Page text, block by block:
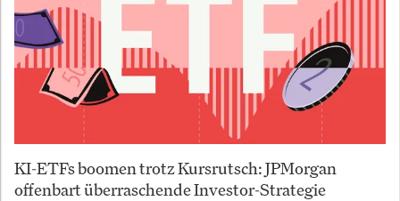
KI-ETFs boomen trotz Kursrutsch: JPMorgan
offenbart überraschende Investor-Strategie